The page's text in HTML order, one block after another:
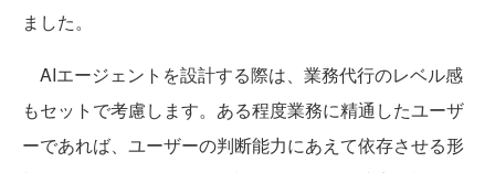
ました。
AIエージェントを設計する際は、業務代行のレベル感
もセットで考慮します。ある程度業務に精通したユーザ
ーであれば、ユーザーの判断能力にあえて依存させる形